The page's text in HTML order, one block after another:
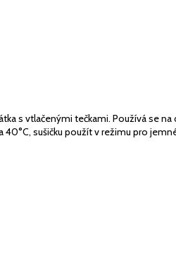
s vtlačenými tečkami. Používá se
sušičku použít v režimu pro